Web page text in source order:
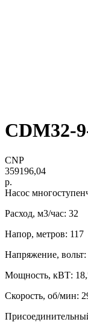
CDM32-
CNP
359196,04
р.
Нacоc
Расход, м3/час: 32
Напор, метров: 117
Напряжение, вольт:
Мощность, кВТ:
Скорость, об/мин: